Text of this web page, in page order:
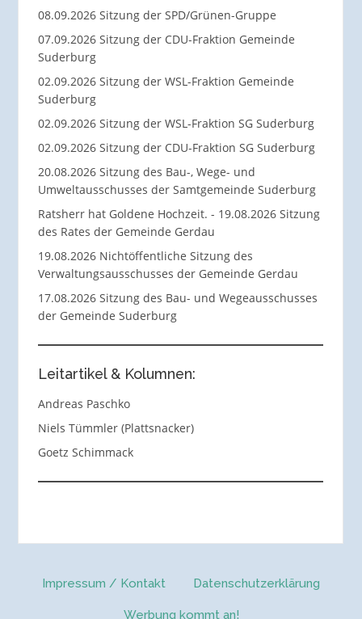
08.09.2026 Sitzung der SPD/Grünen-Gruppe
07.09.2026 Sitzung der CDU-Fraktion Gemeinde
Suderburg
02.09.2026 Sitzung der WSL-Fraktion Gemeinde
Suderburg
02.09.2026 Sitzung der WSL-Fraktion SG Suderburg
02.09.2026 Sitzung der CDU-Fraktion SG Suderburg
20.08.2026 Sitzung des Bau-, Wege- und
Umweltausschusses der Samtgemeinde Suderburg
Ratsherr hat Goldene Hochzeit. - 19.08.2026 Sitzung
des Rates der Gemeinde Gerdau
19.08.2026 Nichtöffentliche Sitzung des
Verwaltungsausschusses der Gemeinde Gerdau
17.08.2026 Sitzung des Bau- und Wegeausschusses
der Gemeinde Suderburg
Leitartikel & Kolumnen:
Andreas Paschko
Niels Tümmler (Plattsnacker)
Goetz Schimmack
Impressum / Kontakt Datenschutzerklärung
Werbung kommt an!